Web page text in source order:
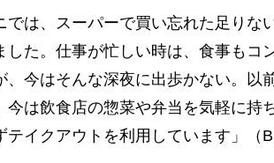
では、スーパーで買い忘れた足り
した。仕事が忙しい時は、食事もコ
、今はそんな深夜に出歩かない。以
今は飲食店の惣菜や弁当を気軽に持
テイクアウトを利用しています」（B